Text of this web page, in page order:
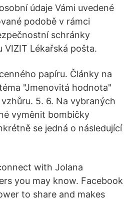
osobní údaje Vámi uvedené
podobě v rámci
schránky
VIZIT Lékařská pošta.
cenného papíru. Články na
"Jmenovitá hodnota"
5. 6. Na vybraných
vyměnit bombičky
se jedná o následující
with Jolana
you may know. Facebook
to share and makes